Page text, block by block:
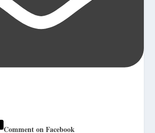
Comment on Facebook